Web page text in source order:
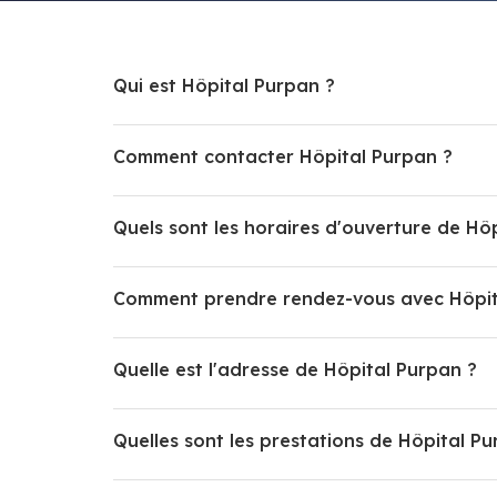
Qui est Hôpital Purpan ?
Comment contacter Hôpital Purpan ?
Quels sont les horaires d'ouverture de
Comment prendre rendez-vous avec
Quelle est l'adresse de Hôpital Purpan ?
Quelles sont les prestations de Hôpital